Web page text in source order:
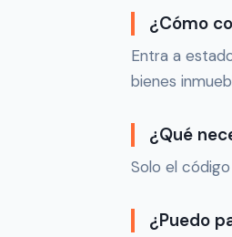
¿Cómo
Entra a
bienes
¿Qué
Solo el
¿Puedo